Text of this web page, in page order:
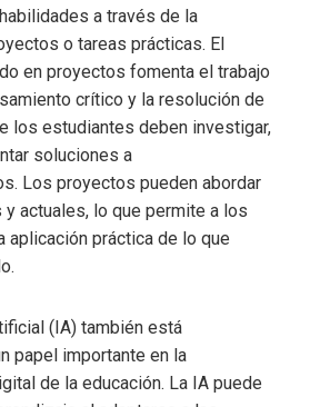
a través de la
o tareas prácticas. El
en proyectos fomenta el trabajo
crítico y la resolución de
los estudiantes deben investigar,
soluciones a
Los proyectos pueden abordar
actuales, lo que permite a los
aplicación práctica de lo que
(IA) también está
papel importante en la
de la educación. La IA puede